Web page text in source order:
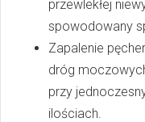
przewlekłej
spowodowany
Zapalenie
dróg
przy
ilościach.